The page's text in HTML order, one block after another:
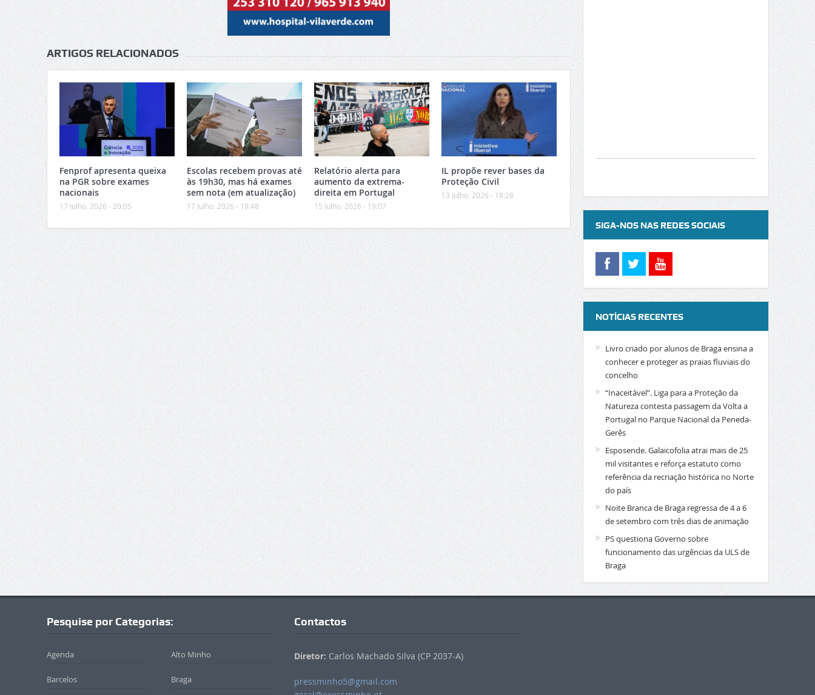
ARTIGOS RELACIONADOS
Fenprof apresenta queixa
na PGR sobre exames
nacionais
17 Julho, 2026 - 20:05
Escolas recebem provas até
às 19h30, mas há exames
sem nota (em atualização)
17 Julho, 2026 - 19:48
Relatório alerta para
aumento da extrema-
direita em Portugal
15 Julho, 2026 - 19:07
IL propõe rever bases da
Proteção Civil
13 Julho, 2026 - 18:28
SIGA-NOS NAS REDES SOCIAIS
NOTÍCIAS RECENTES
Livro criado por alunos de Braga ensina a
conhecer e proteger as praias fluviais do
concelho
“Inaceitável”. Liga para a Proteção da
Natureza contesta passagem da Volta a
Portugal no Parque Nacional da Peneda-
Gerês
Esposende. Galaicofolia atrai mais de 25
mil visitantes e reforça estatuto como
referência da recriação histórica no Norte
do país
Noite Branca de Braga regressa de 4 a 6
de setembro com três dias de animação
PS questiona Governo sobre
funcionamento das urgências da ULS de
Braga
Pesquise por Categorias:
Agenda Alto Minho
Barcelos Braga
Contactos
Diretor: Carlos Machado Silva (CP 2037-A)
pressminho5@gmail.com